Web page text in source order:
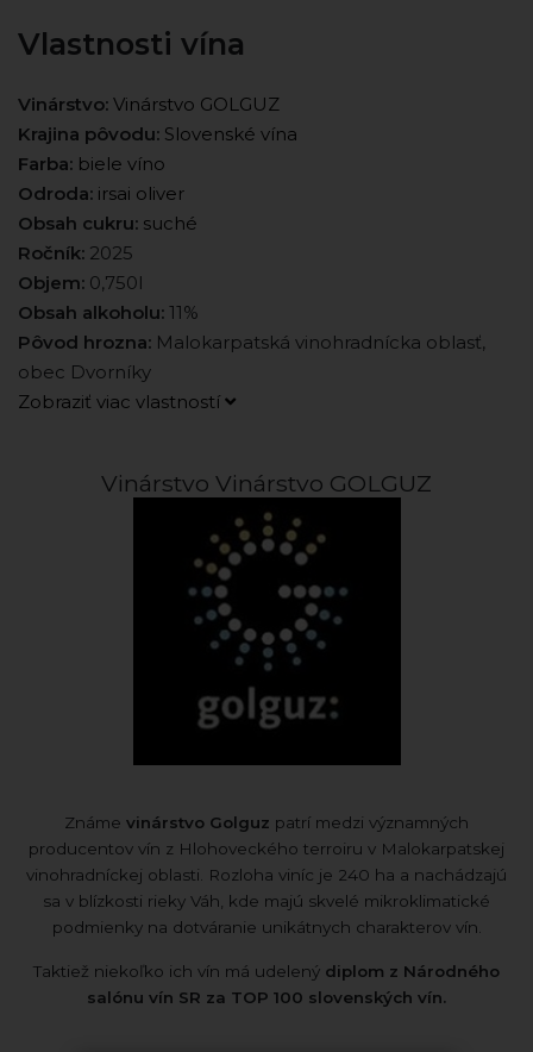
Vlastnosti vína
Vinárstvo: Vinárstvo GOLGUZ
Krajina pôvodu: Slovenské vína
Farba: biele víno
Odroda: irsai oliver
Obsah cukru: suché
Ročník: 2025
Objem: 0,750l
Obsah alkoholu: 11%
Pôvod hrozna: Malokarpatská vinohradnícka oblasť,
obec Dvorníky
Zobraziť viac vlastností
Vinárstvo Vinárstvo GOLGUZ
Známe vinárstvo Golguz patrí medzi významných
producentov vín z Hlohoveckého terroiru v Malokarpatskej
vinohradníckej oblasti. Rozloha viníc je 240 ha a nachádzajú
sa v blízkosti rieky Váh, kde majú skvelé mikroklimatické
podmienky na dotváranie unikátnych charakterov vín.
Taktiež niekoľko ich vín má udelený diplom z Národného
salónu vín SR za TOP 100 slovenských vín.